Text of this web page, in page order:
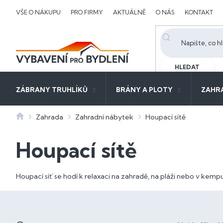
VŠE O NÁKUPU PRO FIRMY AKTUÁLNĚ O NÁS KONTAKT
HLEDAT
ZÁBRANY TRUHLÍKŮ BRÁNY A PLOTY
DomůZahrada Zahradní nábytek Houpací sítě
Houpací sítě
Houpací síť se hodí k relaxaci na zahradě, na pláži nebo v